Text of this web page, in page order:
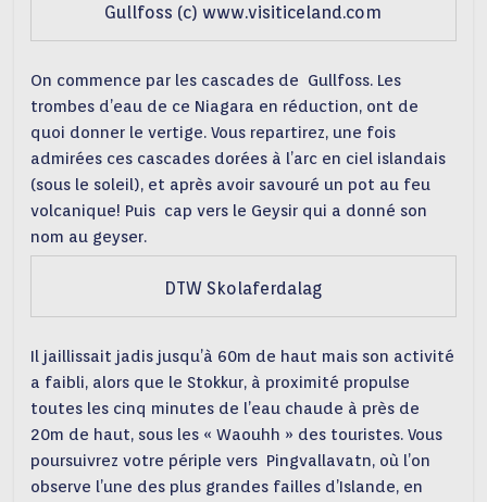
Gullfoss (c) www.visiticeland.com
On commence par les cascades de Gullfoss. Les
trombes d’eau de ce Niagara en réduction, ont de
quoi donner le vertige. Vous repartirez, une fois
admirées ces cascades dorées à l’arc en ciel islandais
(sous le soleil), et après avoir savouré un pot au feu
volcanique! Puis cap vers le Geysir qui a donné son
nom au geyser.
DTW Skolaferdalag
Il jaillissait jadis jusqu’à 60m de haut mais son activité
a faibli, alors que le Stokkur, à proximité propulse
toutes les cinq minutes de l’eau chaude à près de
20m de haut, sous les « Waouhh » des touristes. Vous
poursuivrez votre périple vers Pingvallavatn, où l’on
observe l’une des plus grandes failles d’Islande, en